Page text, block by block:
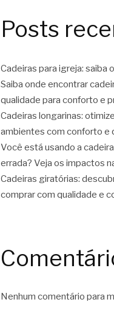
Posts
Cadeiras para igreja: saiba
Saiba onde encontrar
qualidade para conforto e
Cadeiras longarinas:
ambientes com conforto e
Você está usando a
errada? Veja os impactos
Cadeiras giratórias:
comprar com qualidade e
Nenhum comentário para